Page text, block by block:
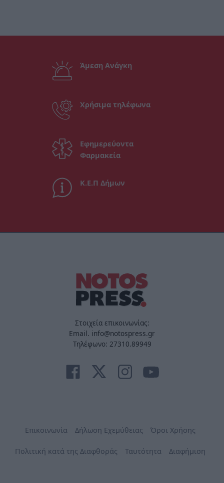
Άμεση Ανάγκη
Χρήσιμα τηλέφωνα
Εφημερεύοντα
Φαρμακεία
Κ.Ε.Π Δήμων
Στοιχεία επικοινωνίας:
Email. info@notospress.gr
Τηλέφωνο: 27310.89949
Επικοινωνία Δήλωση Εχεμύθειας Όροι Χρήσης
Πολιτική κατά της Διαφθοράς Ταυτότητα Διαφήμιση